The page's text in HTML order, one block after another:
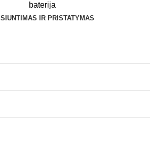
baterija
SIUNTIMAS IR PRISTATYMAS